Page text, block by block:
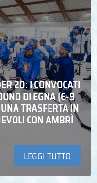
20: I CONVOCATI
DI EGNA (6-9
TRASFERTA IN
CON AMBRÌ
LEGGI TUTTO